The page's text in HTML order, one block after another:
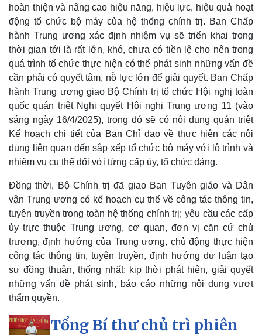
Văn hóa
Sân khấu - Điện ảnh
Văn học
Âm nhạc
Di sản
Giải trí
Nghệ sĩ
Thời trang
Sao Việt
hoàn thiện và nâng cao hiệu năng, hiệu lực, hiệu quả hoạt
động tổ chức bộ máy của hệ thống chính trị. Ban Chấp
hành Trung ương xác định nhiệm vụ sẽ triển khai trong
thời gian tới là rất lớn, khó, chưa có tiền lệ cho nên trong
quá trình tổ chức thực hiện có thể phát sinh những vấn đề
cần phải có quyết tâm, nỗ lực lớn để giải quyết. Ban Chấp
hành Trung ương giao Bộ Chính trị tổ chức Hội nghị toàn
quốc quán triệt Nghị quyết Hội nghị Trung ương 11 (vào
sáng ngày 16/4/2025), trong đó sẽ có nội dung quán triệt
Kế hoạch chi tiết của Ban Chỉ đạo về thực hiện các nội
dung liên quan đến sắp xếp tổ chức bộ máy với lộ trình và
nhiệm vụ cụ thể đối với từng cấp ủy, tổ chức đảng.
Đồng thời, Bộ Chính trị đã giao Ban Tuyên giáo và Dân
vận Trung ương có kế hoạch cụ thể về công tác thông tin,
tuyên truyền trong toàn hệ thống chính trị; yêu cầu các cấp
ủy trực thuộc Trung ương, cơ quan, đơn vị căn cứ chủ
trương, định hướng của Trung ương, chủ động thực hiện
công tác thông tin, tuyên truyền, định hướng dư luận tạo
sự đồng thuận, thống nhất; kịp thời phát hiện, giải quyết
những vấn đề phát sinh, báo cáo những nội dung vượt
thẩm quyền.
Tổng Bí thư chủ trì phiên